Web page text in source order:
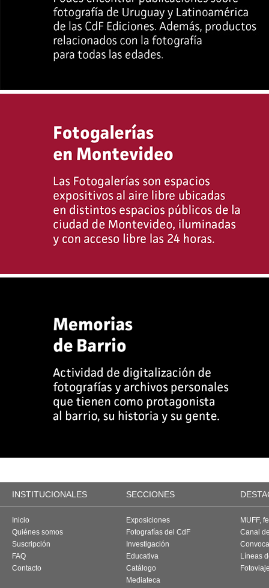
INSTITUCIONALES SECCIONES
Inicio
Quiénes somos
Suscripción
FAQ
Contacto
Exposiciones
Fotografías del CdF
Investigación
Educativa
Catálogo
Mediateca
MUFF,
Canal
Líneas